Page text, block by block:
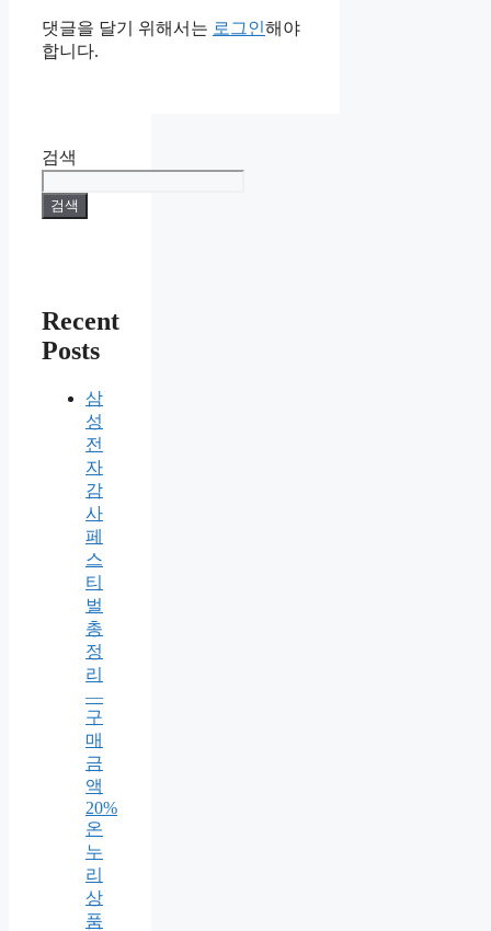
댓글을 달기 위해서는 로그인해야
합니다.
검색
검색
Recent
Posts
삼
성
전
자
감
사
페
스
티
벌
총
정
리
—
구
매
금
액
20%
온
누
리
상
품